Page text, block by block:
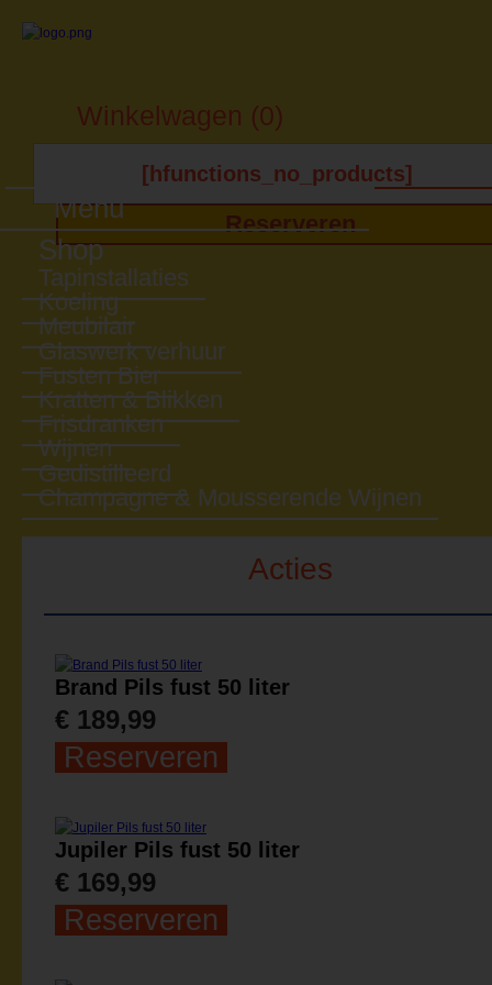
Winkelwagen (0)
[hfunctions_no_products]
Reserveren
Menu
Shop
Tapinstallaties
Koeling
Meubilair
Glaswerk verhuur
Fusten Bier
Kratten & Blikken
Frisdranken
Wijnen
Gedistilleerd
Champagne & Mousserende Wijnen
Acties
Brand Pils fust 50 liter
€ 189,99
Reserveren
Jupiler Pils fust 50 liter
€ 169,99
Reserveren